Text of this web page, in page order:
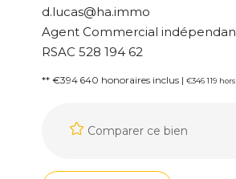
d.lucas@ha.immo
Agent Commercial
RSAC 528 194 62
** €394 640 honoraires inclus | €346 119
Comparer ce bien